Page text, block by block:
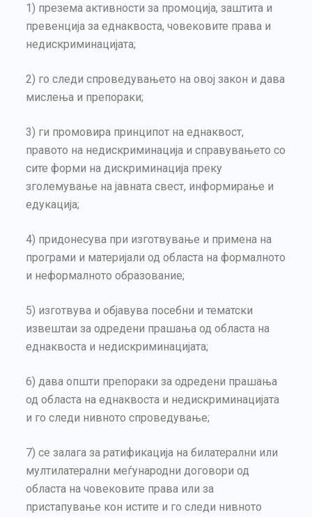
1) презема активности за промоција, заштита и
превенција за еднаквоста, човековите права и
недискриминацијата;
2) го следи спроведувањето на овој закон и дава
мислења и препораки;
3) ги промовира принципот на еднаквост,
правото на недискриминација и справувањето со
сите форми на дискриминација преку
зголемување на јавната свест, информирање и
едукација;
4) придонесува при изготвување и примена на
програми и материјали од областа на формалното
и неформалното образование;
5) изготвува и објавува посебни и тематски
извештаи за одредени прашања од областа на
еднаквоста и недискриминацијата;
6) дава општи препораки за одредени прашања
од областа на еднаквоста и недискриминацијата
и го следи нивното спроведување;
7) се залага за ратификација на билатерални или
мултилатерални меѓународни договори од
областа на човековите права или за
пристапување кон истите и го следи нивното